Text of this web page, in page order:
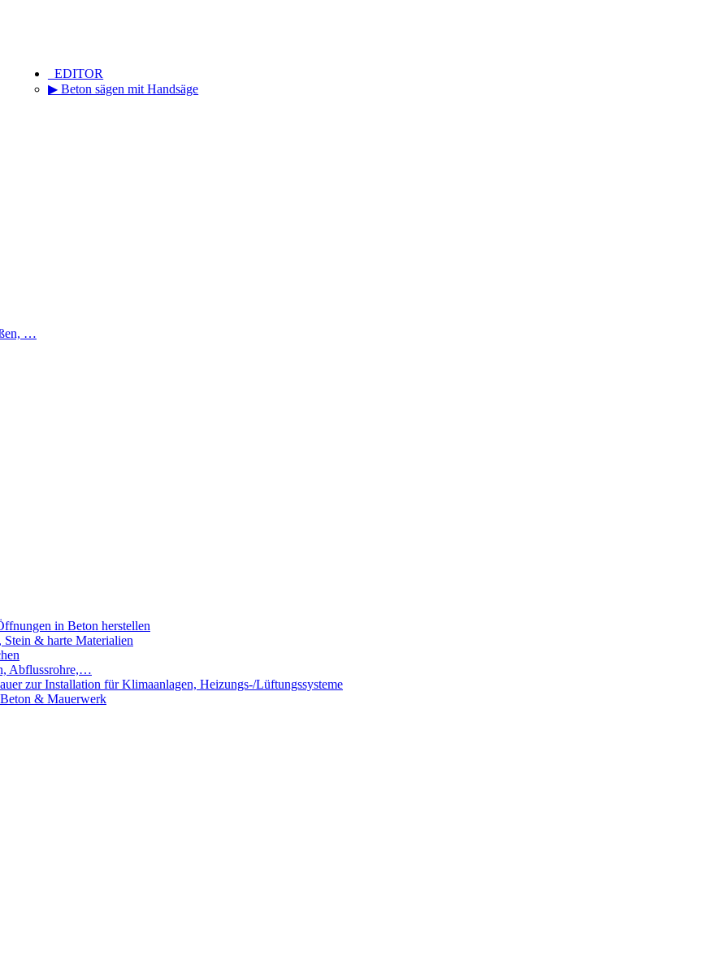
_EDITOR
▶ Beton sägen mit Handsäge
…
in Beton herstellen
& harte Materialien
Abflussrohre,…
zur Installation für Klimaanlagen, Heizungs-/Lüftungssysteme
& Mauerwerk